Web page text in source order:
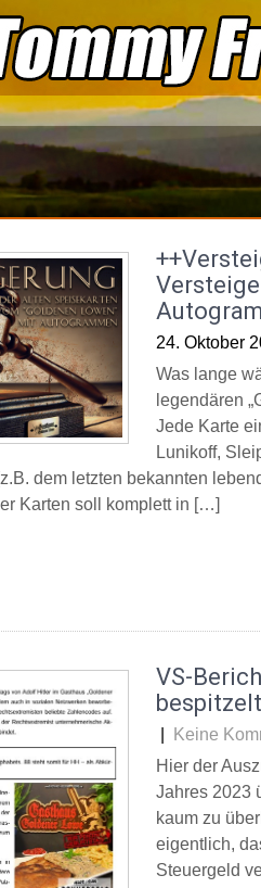
24. Oktober
Was lange
legendären
Jede Karte
Lunikoff,
dem letzten bekannten
Karten soll komplett in […]
VS-
Keine
Hier der
Jahres 2023
kaum zu
eigentlich,
Steuergeld